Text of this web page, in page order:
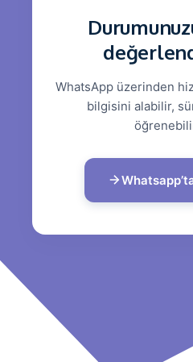
WhatsApp üzerinden
bilgisini alabilir,